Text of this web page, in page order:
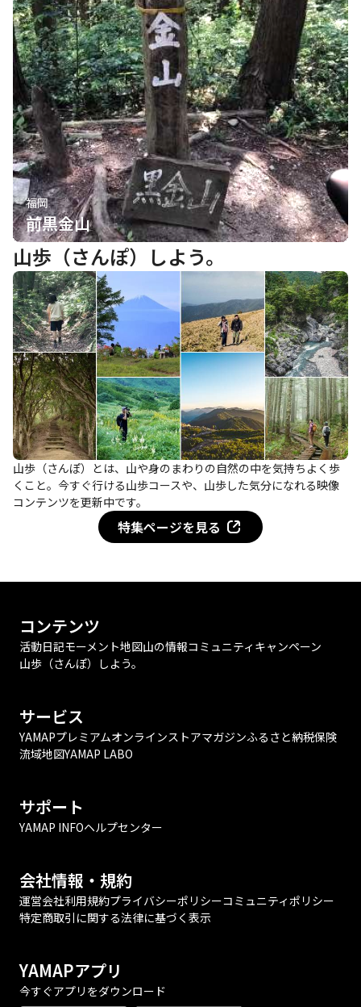
福岡
前黒金山
山歩（さんぽ）しよう。
山歩（さんぽ）とは、山や身のまわりの自然の中を気持ちよく歩
くこと。今すぐ行ける山歩コースや、山歩した気分になれる映像
コンテンツを更新中です。
特集ページを見る
コンテンツ
活動日記モーメント地図山の情報コミュニティ キャンペーン
山歩（さんぽ）しよう。
サービス
YAMAPプレミアムオンラインストアマガジンふるさと納税保険
流域地図YAMAP LABO
サポート
YAMAP INFOヘルプセンター
会社情報・規約
運営会社利用規約プライバシーポリシーコミュニティポリシー
特定商取引に関する法律に基づく表示
YAMAPアプリ
今すぐアプリをダウンロード